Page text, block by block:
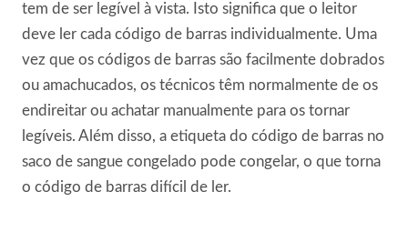
tem de ser legível à vista. Isto significa que o leitor
deve ler cada código de barras individualmente. Uma
vez que os códigos de barras são facilmente dobrados
ou amachucados, os técnicos têm normalmente de os
endireitar ou achatar manualmente para os tornar
legíveis. Além disso, a etiqueta do código de barras no
saco de sangue congelado pode congelar, o que torna
o código de barras difícil de ler.